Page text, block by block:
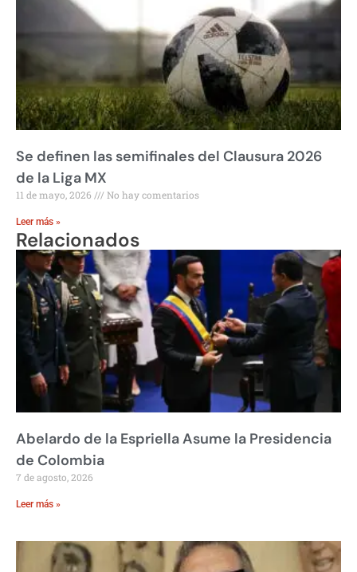
Se definen las semifinales del Clausura 2026
de la Liga MX
11 de mayo, 2026 No hay comentarios
Leer más »
Relacionados
Abelardo de la Espriella Asume la Presidencia
de Colombia
7 de agosto, 2026
Leer más »